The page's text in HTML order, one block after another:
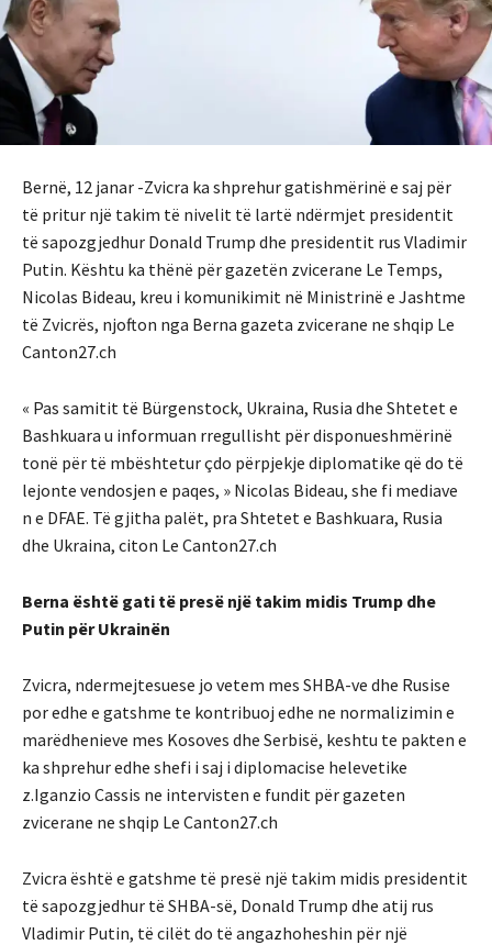
Bernë, 12 janar -Zvicra ka shprehur gatishmërinë e saj për
të pritur një takim të nivelit të lartë ndërmjet presidentit
të sapozgjedhur Donald Trump dhe presidentit rus Vladimir
Putin. Kështu ka thënë për gazetën zvicerane Le Temps,
Nicolas Bideau, kreu i komunikimit në Ministrinë e Jashtme
të Zvicrës, njofton nga Berna gazeta zvicerane ne shqip Le
Canton27.ch
« Pas samitit të Bürgenstock, Ukraina, Rusia dhe Shtetet e
Bashkuara u informuan rregullisht për disponueshmërinë
tonë për të mbështetur çdo përpjekje diplomatike që do të
lejonte vendosjen e paqes, » Nicolas Bideau, she fi mediave
n e DFAE. Të gjitha palët, pra Shtetet e Bashkuara, Rusia
dhe Ukraina, citon Le Canton27.ch
Berna është gati të presë një takim midis Trump dhe
Putin për Ukrainën
Zvicra, ndermejtesuese jo vetem mes SHBA-ve dhe Rusise
por edhe e gatshme te kontribuoj edhe ne normalizimin e
marëdhenieve mes Kosoves dhe Serbisë, keshtu te pakten e
ka shprehur edhe shefi i saj i diplomacise helevetike
z.Iganzio Cassis ne intervisten e fundit për gazeten
zvicerane ne shqip Le Canton27.ch
Zvicra është e gatshme të presë një takim midis presidentit
të sapozgjedhur të SHBA-së, Donald Trump dhe atij rus
Vladimir Putin, të cilët do të angazhoheshin për një